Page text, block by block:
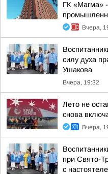
ГК «Магма»
Вчера,
силу духа
Ушакова
Вчера, 19:32
Лето не
снова
Вчера,
при Свято-
с